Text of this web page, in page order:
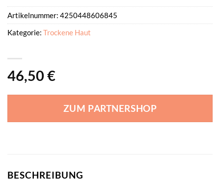
46,50 €
ZUM PARTNERSHOP
Artikelnummer: 4250448606845
Kategorie: Trockene Haut
BESCHREIBUNG